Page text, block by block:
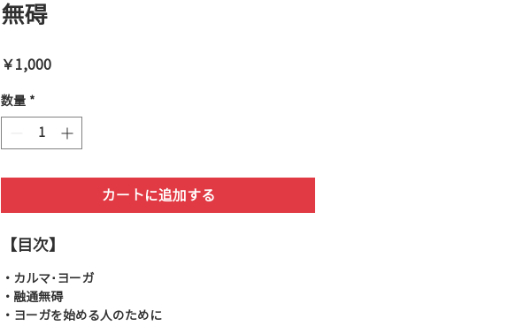
無碍
￥1,000価
数量 *
カートに追加する
【目次】
・カルマ･ヨーガ
・融通無碍
・ヨーガを始める人のために